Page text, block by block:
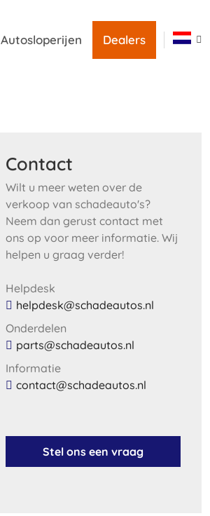
Autosloperijen Dealers
Contact
Wilt u meer weten over de
verkoop van schadeauto's?
Neem dan gerust contact met
ons op voor meer informatie. Wij
helpen u graag verder!
Helpdesk
helpdesk@schadeautos.nl
Onderdelen
parts@schadeautos.nl
Informatie
contact@schadeautos.nl
Stel ons een vraag